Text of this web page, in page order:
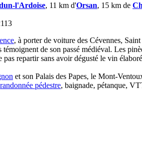
l'Ardoise, 11 km d'Orsan, 15 km de
, à porter de voiture des Cévennes,
témoignent de son passé médiéval. Les
repartir sans avoir dégusté le vin
et son Palais des Papes, le Mont-
randonnée pédestre, baignade, pétanque,